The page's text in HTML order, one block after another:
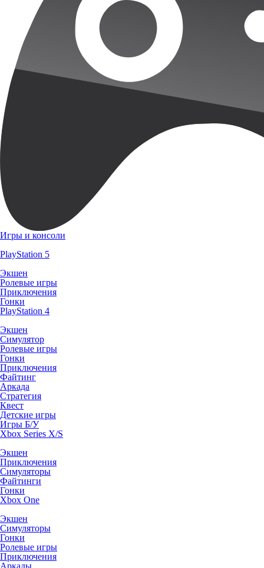
Игры и консоли
PlayStation 5
Экшен
Ролевые игры
Приключения
Гонки
PlayStation 4
Экшен
Симулятор
Ролевые игры
Гонки
Приключения
Файтинг
Аркада
Стратегия
Квест
Детские игры
Игры Б/У
Xbox Series X/S
Экшен
Приключения
Симуляторы
Файтинги
Гонки
Xbox One
Экшен
Симуляторы
Гонки
Ролевые игры
Приключения
Аркады